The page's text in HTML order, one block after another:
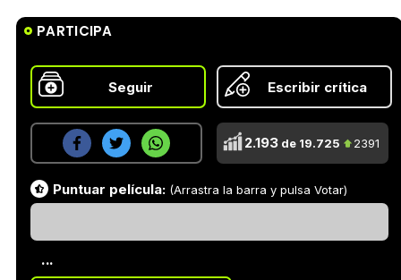
PARTICIPA
Seguir Escribir crítica
2.193de 19.725 2391
Puntuar película: (Arrastra la barra y pulsa Votar)
...